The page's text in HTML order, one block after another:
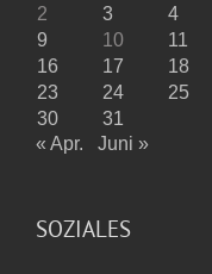
2
3 4
9
10 11
16
17 18
23
24 25
30
31
« Apr.
Juni »
SOZIALES